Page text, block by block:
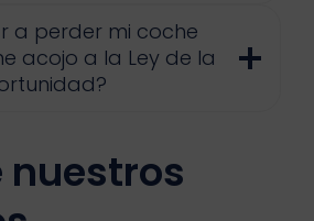
a perder mi coche
acojo a la Ley de la
nuestros